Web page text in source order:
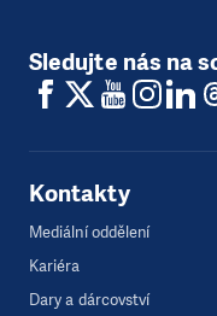
Sledujte nás na
Kontakty
Mediální oddělení
Kariéra
Dary a dárcovství